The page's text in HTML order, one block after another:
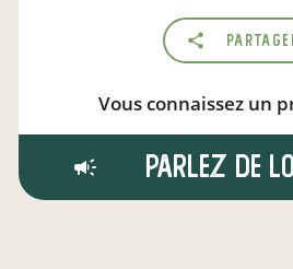
Vous connaissez un
Parlez de